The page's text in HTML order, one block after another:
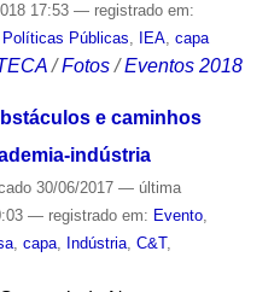
17:53 — registrado em:
Políticas Públicas, IEA, capa
/Fotos /Eventos 2018
e caminhos
indústria
30/06/2017 — última
— registrado em: Evento,
, capa, Indústria, C&T,